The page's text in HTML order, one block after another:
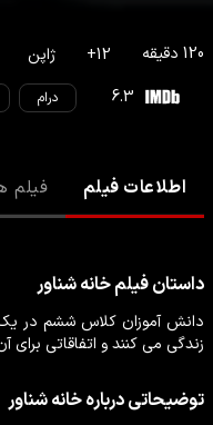
120 دقیقه 12
+ ژاپن
6.3
درام
اطلاعات فیلم فیلم های مشابه
داستانفیلمخانه شناور
دانش آموزان کلاس ششم در یک
زندگی می کنند و اتفاقاتی برای
توضیحاتی دربارهخانه شناور